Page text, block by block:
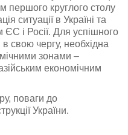
першого круглого столу
ситуації в Україні та
і Росії. Для успішного
в свою чергу, необхідна
зонами –
економічним
поваги до
України.